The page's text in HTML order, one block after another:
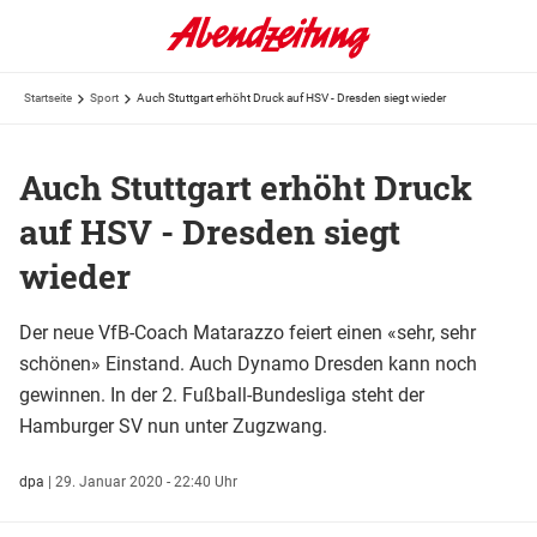
Startseite Sport Auch Stuttgart erhöht Druck auf HSV - Dresden siegt wieder
Auch Stuttgart erhöht Druck
auf HSV - Dresden siegt
wieder
Der neue VfB-Coach Matarazzo feiert einen «sehr, sehr
schönen» Einstand. Auch Dynamo Dresden kann noch
gewinnen. In der 2. Fußball-Bundesliga steht der
Hamburger SV nun unter Zugzwang.
dpa | 29. Januar 2020 - 22:40 Uhr